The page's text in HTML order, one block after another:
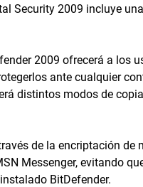
Security 2009 incluye
2009 ofrecerá a los
ante cualquier
distintos modos de
de la encriptación de
Messenger, evitando
BitDefender.